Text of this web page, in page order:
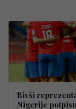
Bivši
Nigerije